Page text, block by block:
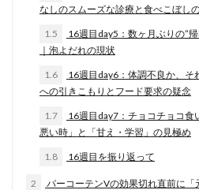
なしのスムーズな診療と食べこぼし
1.5
16週目day5：数ヶ月ぶりの”
｜泡よだれの現状
1.6
16週目day6：体調不良か、
への引きこもりとフード要求の疑念
1.7
16週目day7：チョコチョコ
悪い時」と「甘え・学習」の見極め
1.8 16週目を振り返って
2
パーコーテンVの効果切れ直前に